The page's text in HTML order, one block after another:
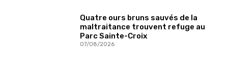
Quatre ours bruns sauvés de la
maltraitance trouvent refuge au
Parc Sainte-Croix
07/08/2026